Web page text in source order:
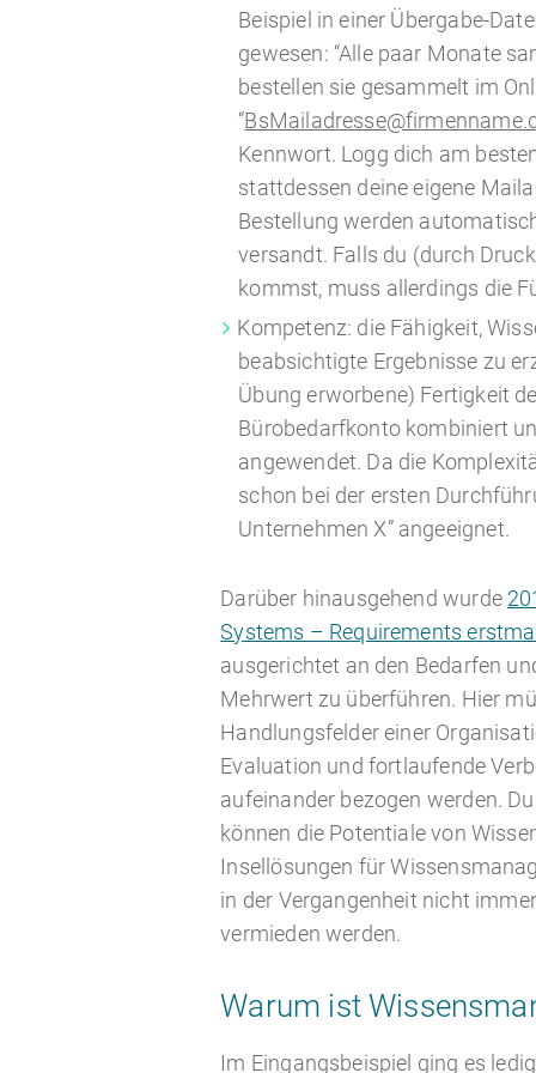
Beispiel in einer Übergabe-
gewesen: “Alle paar Monate
bestellen sie gesammelt im
“
Kennwort. Logg dich am
stattdessen deine eigene
Bestellung werden
versandt. Falls du (durch
kommst, muss allerdings die
Kompetenz: die Fähigkeit,
beabsichtigte Ergebnisse zu
Übung erworbene) Fertigkeit
Bürobedarfkonto kombiniert
angewendet. Da die
schon bei der ersten
Unternehmen X” angeeignet.
Darüber hinausgehend wurde
Systems – Requirements
ausgerichtet an den Bedarfen
Mehrwert zu überführen. Hier
Handlungsfelder einer
Evaluation und fortlaufende
aufeinander bezogen werden.
können die Potentiale von
Insellösungen für
in der Vergangenheit nicht
vermieden werden.
Warum ist
Im Eingangsbeispiel ging es